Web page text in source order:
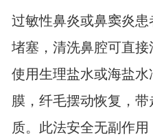
过敏性鼻炎或鼻窦炎
堵塞，清洗鼻腔可直接
使用生理盐水或海盐
膜，纤毛摆动恢复，
质。此法安全无副作